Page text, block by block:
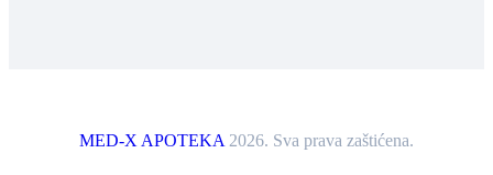
MED-X APOTEKA 2026. Sva prava zaštićena.